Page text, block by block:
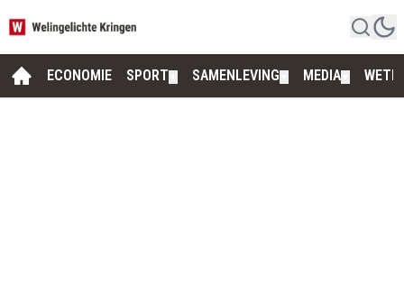
ECONOMIE SPORT SAMENLEVING MEDIA